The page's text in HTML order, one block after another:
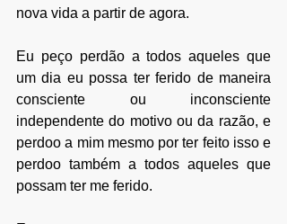
nova vida a partir de agora.
Eu peço perdão a todos aqueles que
um dia eu possa ter ferido de maneira
consciente ou inconsciente
independente do motivo ou da razão, e
perdoo a mim mesmo por ter feito isso e
perdoo também a todos aqueles que
possam ter me ferido.